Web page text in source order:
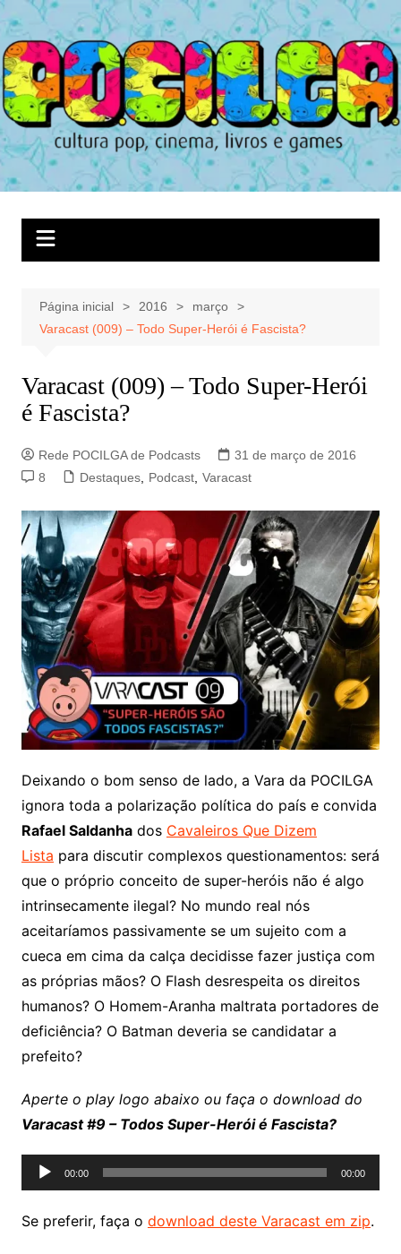
Ir
para
o
conteúdo
Página inicial 2016
março
Varacast (009) – Todo Super-Herói é Fascista?
Varacast (009) – Todo Super-Herói
é Fascista?
Rede POCILGA de Podcasts
31 de março de 2016
8
Destaques, Podcast, Varacast
Deixando o bom senso de lado, a Vara da POCILGA
ignora toda a polarização política do país e convida
Rafael Saldanhados Cavaleiros Que Dizem
Lista para discutir complexos questionamentos: será
que o próprio conceito de super-heróis não é algo
intrinsecamente ilegal? No mundo real nós
aceitaríamos passivamente se um sujeito com a
cueca em cima da calça decidisse fazer justiça com
as próprias mãos? O Flash desrespeita os direitos
humanos? O Homem-Aranha maltrata portadores de
deficiência? O Batman deveria se candidatar a
prefeito?
Aperte o play logo abaixo ou faça o download do
Varacast #9 – Todos Super-Herói é Fascista?
Tocador
de
00:00 00:00
Se preferir, faça o download deste Varacast em zip.